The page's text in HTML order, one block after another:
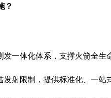
？
一体化体系，支撑火箭全生
射限制，提供标准化、一站